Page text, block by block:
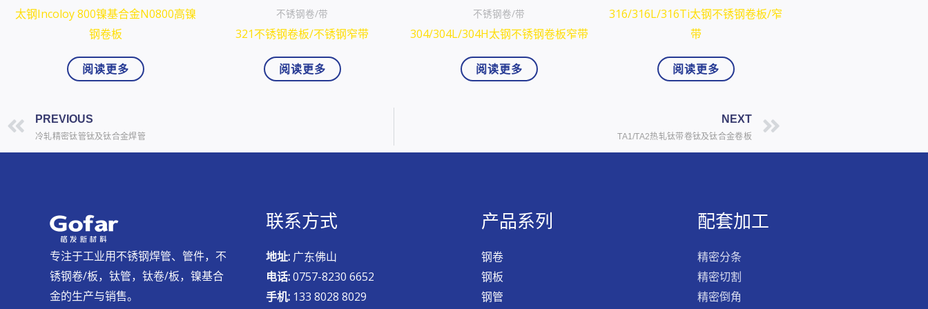
太钢Incoloy 800镍基合金N0800高镍
钢卷板
阅读更多
不锈钢卷/带
321不锈钢卷板/不锈钢窄带
阅读更多
不锈钢卷/带
304/304L/304H太钢不锈钢卷板窄带
阅读更多
316/316L/316Ti太钢不锈钢卷板/窄
带
阅读更多
上一页
PREVIOUS
冷轧精密钛管钛及钛合金焊管
NEXT
TA1/TA2热轧钛带卷钛及钛合金卷板
专注于工业用不锈钢焊管、管件，不
锈钢卷/板，钛管，钛卷/板，镍基合
金的生产与销售。
联系方式
地址:广东佛山
电话:0757-8230 6652
手机:133 8028 8029
产品系列
钢卷
钢板
钢管
配套加工
精密分条
精密切割
精密倒角